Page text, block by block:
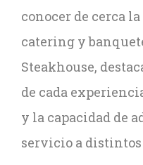
conocer de cerca
catering y
Steakhouse,
de cada
y la capacidad de
servicio a distintos